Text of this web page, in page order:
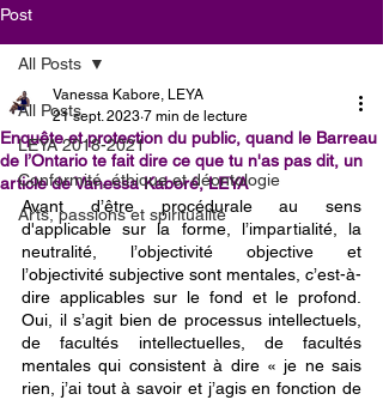
Post
All Posts
LEYA 2018-2021
Conformité, éthique et déontologie
Arts, passions et spiritualité
All Posts
Enquête et protection du public, quand le Barreau
de l’Ontario te fait dire ce que tu n'as pas dit, un
article de Vanessa Kaboré, LEYA
Vanessa Kabore, LEYA
21 sept. 2023 7 min de lecture
Avant d’être procédurale au sens
d'applicable sur la forme, l’impartialité, la
neutralité, l’objectivité objective et
l’objectivité subjective sont mentales, c’est-à-
dire applicables sur le fond et le profond.
Oui, il s’agit bien de processus intellectuels,
de facultés intellectuelles, de facultés
mentales qui consistent à dire « je ne sais
rien, j’ai tout à savoir et j’agis en fonction de